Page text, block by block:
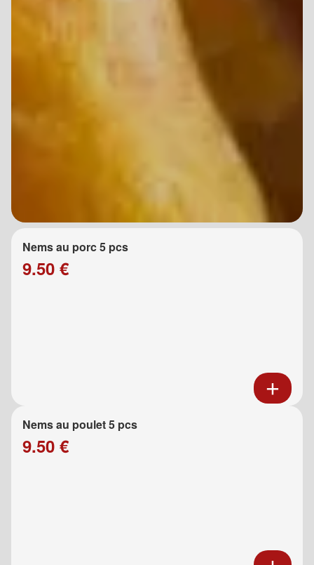
Nems au porc 5 pcs
9.50 €
Nems au poulet 5 pcs
9.50 €